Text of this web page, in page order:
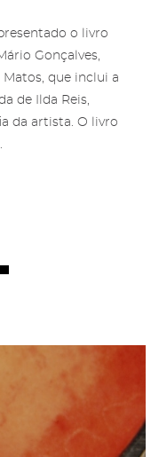
o livro
Gonçalves,
Matos, que inclui a
de Ilda Reis,
da artista. O livro